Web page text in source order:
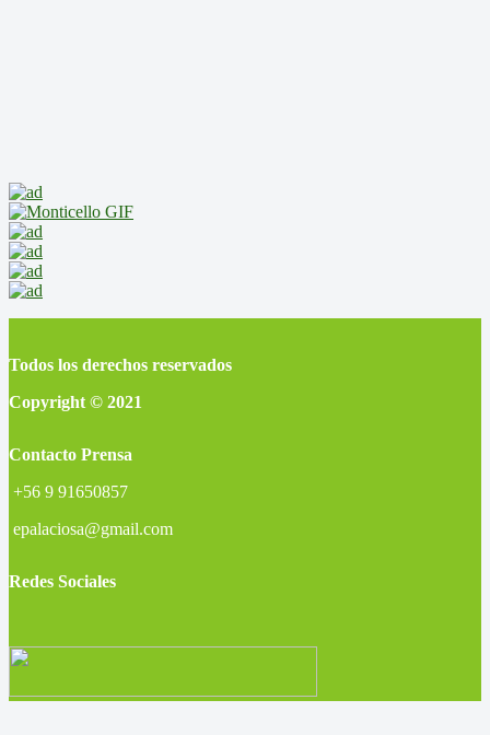
Todos los derechos reservados
Copyright © 2021
Contacto Prensa
+56 9 91650857
epalaciosa@gmail.com
Redes Sociales